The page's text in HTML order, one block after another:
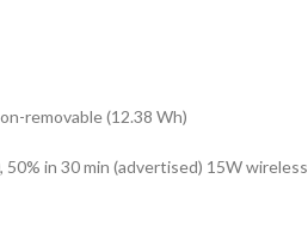
removable (12.38 Wh)
50% in 30 min (advertised) 15W wireless